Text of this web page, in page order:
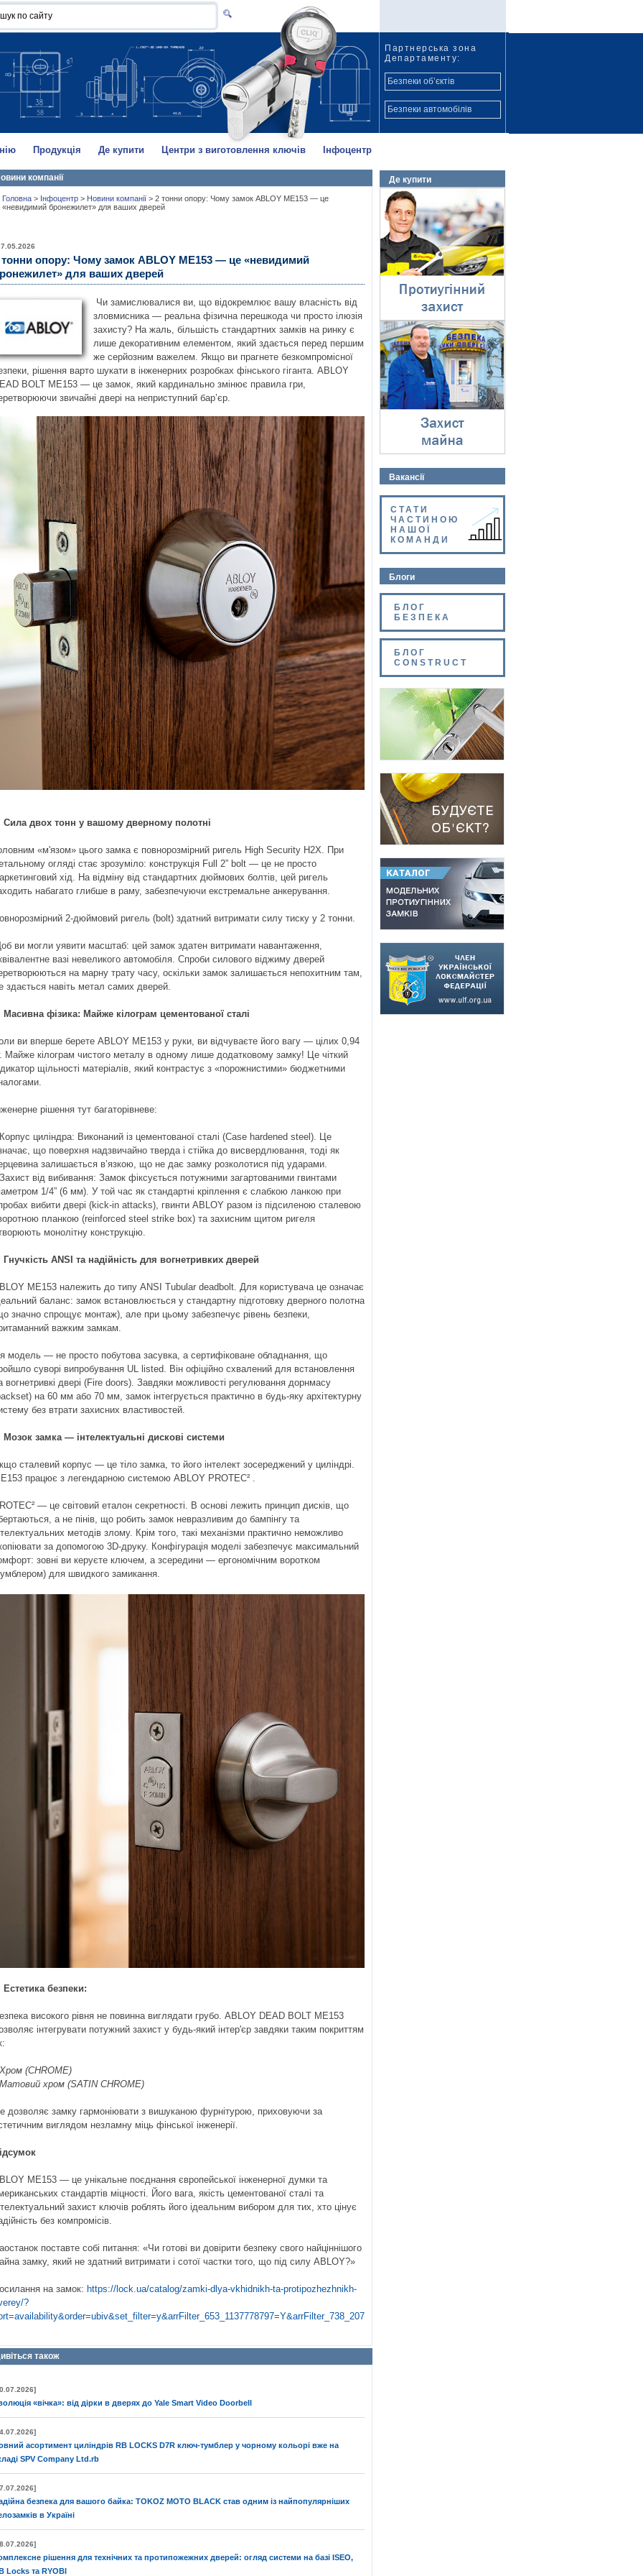
Партнерська зона
Департаменту:
Безпеки об’єктів
Безпеки автомобілів
Продукція Де купити Центри з виготовлення ключів Інфоцентр
компанії
Головна > Інфоцентр > Новини компанії > 2 тонни опору: Чому замок ABLOY ME153 — це
«невидимий бронежилет» для ваших дверей
тонни опору: Чому замок ABLOY ME153 — це «невидимий
для ваших дверей
Чи замислювалися ви, що відокремлює вашу власність від
зловмисника — реальна фізична перешкода чи просто ілюзія
захисту? На жаль, більшість стандартних замків на ринку є
лише декоративним елементом, який здається перед першим
же серйозним важелем. Якщо ви прагнете безкомпромісної
рішення варто шукати в інженерних розробках фінського гіганта. ABLOY
BOLT ME153 — це замок, який кардинально змінює правила гри,
звичайні двері на неприступний бар’єр.
Сила двох тонн у вашому дверному полотні
«м'язом» цього замка є повнорозмірний ригель High Security H2X. При
огляді стає зрозуміло: конструкція Full 2” bolt — це не просто
хід. На відміну від стандартних дюймових болтів, цей ригель
набагато глибше в раму, забезпечуючи екстремальне анкерування.
2-дюймовий ригель (bolt) здатний витримати силу тиску у 2 тонни.
ви могли уявити масштаб: цей замок здатен витримати навантаження,
вазі невеликого автомобіля. Спроби силового віджиму дверей
на марну трату часу, оскільки замок залишається непохитним там,
здається навіть метал самих дверей.
Масивна фізика: Майже кілограм цементованої сталі
ви вперше берете ABLOY ME153 у руки, ви відчуваєте його вагу — цілих 0,94
Майже кілограм чистого металу в одному лише додатковому замку! Це чіткий
щільності матеріалів, який контрастує з «порожнистими» бюджетними
рішення тут багаторівневе:
циліндра: Виконаний із цементованої сталі (Case hardened steel). Це
що поверхня надзвичайно тверда і стійка до висвердлювання, тоді як
залишається в’язкою, що не дає замку розколотися під ударами.
від вибивання: Замок фіксується потужними загартованими гвинтами
1/4” (6 мм). У той час як стандартні кріплення є слабкою ланкою при
вибити двері (kick-in attacks), гвинти ABLOY разом із підсиленою сталевою
планкою (reinforced steel strike box) та захисним щитом ригеля
монолітну конструкцію.
Гнучкість ANSI та надійність для вогнетривких дверей
ME153 належить до типу ANSI Tubular deadbolt. Для користувача це означає
баланс: замок встановлюється у стандартну підготовку дверного полотна
значно спрощує монтаж), але при цьому забезпечує рівень безпеки,
важким замкам.
модель — не просто побутова засувка, а сертифіковане обладнання, що
суворі випробування UL listed. Він офіційно схвалений для встановлення
вогнетривкі двері (Fire doors). Завдяки можливості регулювання дорнмасу
на 60 мм або 70 мм, замок інтегрується практично в будь-яку архітектурну
без втрати захисних властивостей.
Мозок замка — інтелектуальні дискові системи
сталевий корпус — це тіло замка, то його інтелект зосереджений у циліндрі.
працює з легендарною системою ABLOY PROTEC² .
— це світовий еталон секретності. В основі лежить принцип дисків, що
а не пінів, що робить замок невразливим до бампінгу та
методів злому. Крім того, такі механізми практично неможливо
за допомогою 3D-друку. Конфігурація моделі забезпечує максимальний
зовні ви керуєте ключем, а зсередини — ергономічним воротком
для швидкого замикання.
Естетика безпеки:
високого рівня не повинна виглядати грубо. ABLOY DEAD BOLT ME153
інтегрувати потужний захист у будь-який інтер'єр завдяки таким покриттям
(CHROME)
хром (SATIN CHROME)
дозволяє замку гармоніювати з вишуканою фурнітурою, приховуючи за
виглядом незламну міць фінської інженерії.
ME153 — це унікальне поєднання європейської інженерної думки та
стандартів міцності. Його вага, якість цементованої сталі та
захист ключів роблять його ідеальним вибором для тих, хто цінує
без компромісів.
поставте собі питання: «Чи готові ви довірити безпеку свого найціннішого
замку, який не здатний витримати і сотої частки того, що під силу ABLOY?»
на замок: https://lock.ua/catalog/zamki-dlya-vkhidnikh-ta-protipozhezhnikh-
?
також
«вічка»: від дірки в дверях до Yale Smart Video Doorbell
асортимент циліндрів RB LOCKS D7R ключ-тумблер у чорному кольорі вже на
SPV Company Ltd.rb
безпека для вашого байка: TOKOZ MOTO BLACK став одним із найпопулярніших
в Україні
рішення для технічних та протипожежних дверей: огляд системи на базі ISEO,
Locks та RYOBI
Де купити
Протиугінний захист
⇓
Захист майна
⇓
Вакансії
СТАТИ
ЧАСТИНОЮ
НАШОЇ
КОМАНДИ
Блоги
БЛОГ
БЕЗПЕКА
БЛОГ
CONSTRUCT